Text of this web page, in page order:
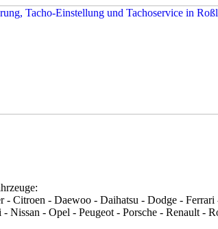
- Daewoo - Daihatsu - Dodge -
- Opel - Peugeot - Porsche - Renault -